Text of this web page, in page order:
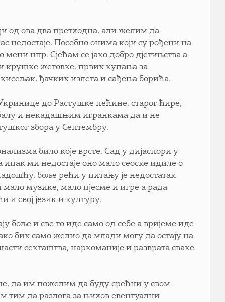
од ова два претходна, али желим да
недостаје. Посебно онима који су рођени на
нпр. Сјећам се јако добро дјетињства а
крушке жетовке, првих купања за
ђачких излета и сађења борића.
до Растушке пећине, старог ћире,
и некадашњим игранкама да и не
збора у Септембру.
било које врсте. Сад у дијаспори у
ми недостаје оно мало сеоске идиле о
боље рећи у питању је недостатак
музике, мало пјесме и игре а рада
и свој језик и културу.
и све то иде само од себе а вријеме иде
бих само желио да млади могу да остају на
секташтва, наркоманије и разврата сваке
да им пожелим да буду срећни у свом
тим да разлога за њихов евентуални